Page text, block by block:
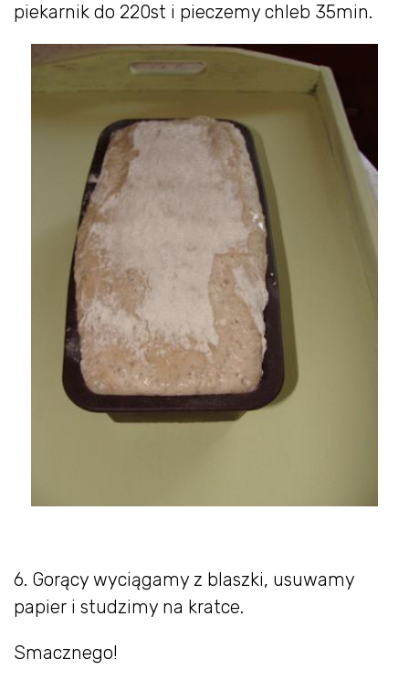
piekarnik do 220st i pieczemy chleb 35min.
6. Gorący wyciągamy z blaszki, usuwamy
papier i studzimy na kratce.
Smacznego!